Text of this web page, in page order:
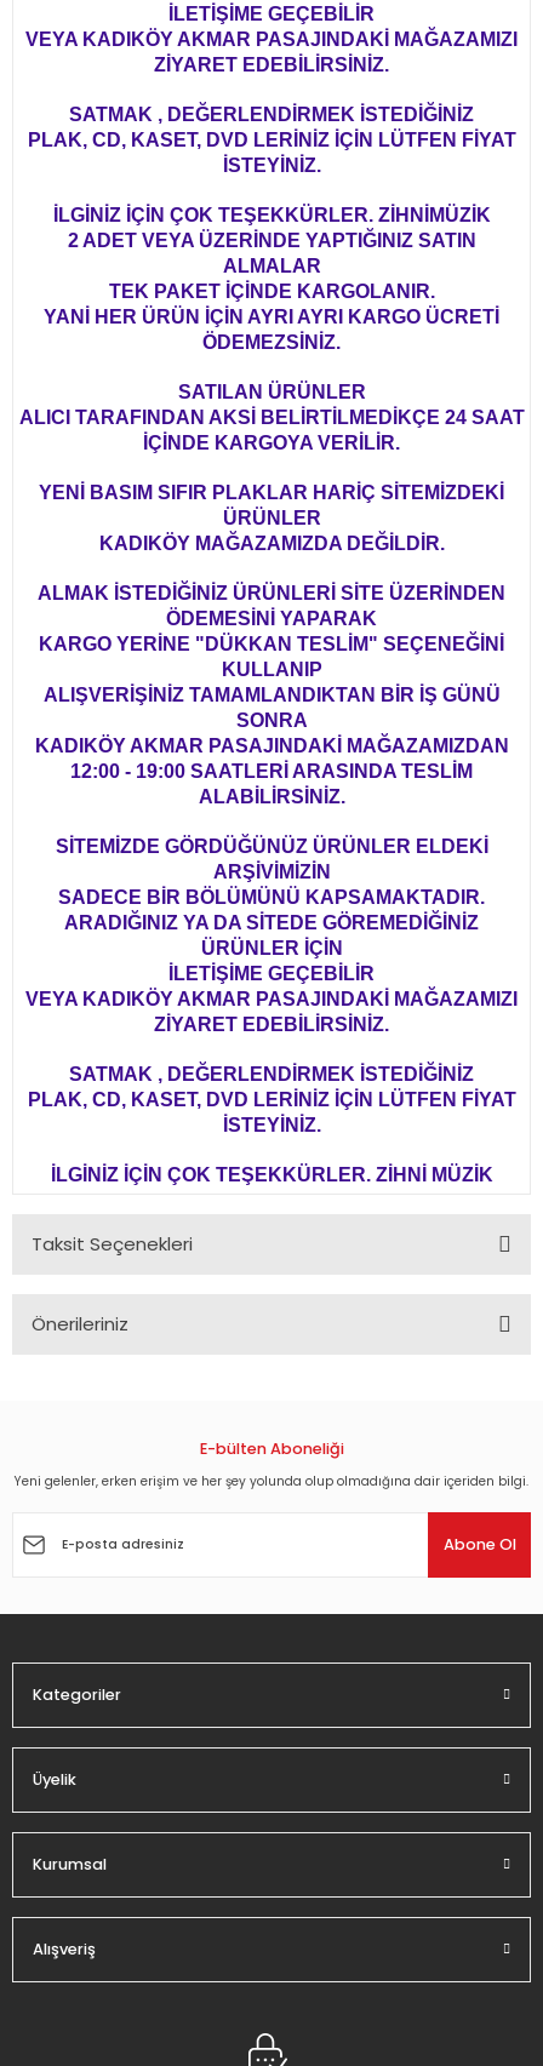
İLETİŞİME GEÇEBİLİR
VEYA KADIKÖY AKMAR PASAJINDAKİ MAĞAZAMIZI
ZİYARET EDEBİLİRSİNİZ.
SATMAK , DEĞERLENDİRMEK İSTEDİĞİNİZ
PLAK, CD, KASET, DVD LERİNİZ İÇİN LÜTFEN FİYAT
İSTEYİNİZ.
İLGİNİZ İÇİN ÇOK TEŞEKKÜRLER. ZİHNİMÜZİK
2 ADET VEYA ÜZERİNDE YAPTIĞINIZ SATIN
ALMALAR
TEK PAKET İÇİNDE KARGOLANIR.
YANİ HER ÜRÜN İÇİN AYRI AYRI KARGO ÜCRETİ
ÖDEMEZSİNİZ.
SATILAN ÜRÜNLER
ALICI TARAFINDAN AKSİ BELİRTİLMEDİKÇE 24 SAAT
İÇİNDE KARGOYA VERİLİR.
YENİ BASIM SIFIR PLAKLAR HARİÇ SİTEMİZDEKİ
ÜRÜNLER
KADIKÖY MAĞAZAMIZDA DEĞİLDİR.
ALMAK İSTEDİĞİNİZ ÜRÜNLERİ SİTE ÜZERİNDEN
ÖDEMESİNİ YAPARAK
KARGO YERİNE "DÜKKAN TESLİM" SEÇENEĞİNİ
KULLANIP
ALIŞVERİŞİNİZ TAMAMLANDIKTAN BİR İŞ GÜNÜ
SONRA
KADIKÖY AKMAR PASAJINDAKİ MAĞAZAMIZDAN
12:00 - 19:00 SAATLERİ ARASINDA TESLİM
ALABİLİRSİNİZ.
SİTEMİZDE GÖRDÜĞÜNÜZ ÜRÜNLER ELDEKİ
ARŞİVİMİZİN
SADECE BİR BÖLÜMÜNÜ KAPSAMAKTADIR.
ARADIĞINIZ YA DA SİTEDE GÖREMEDİĞİNİZ
ÜRÜNLER İÇİN
İLETİŞİME GEÇEBİLİR
VEYA KADIKÖY AKMAR PASAJINDAKİ MAĞAZAMIZI
ZİYARET EDEBİLİRSİNİZ.
SATMAK , DEĞERLENDİRMEK İSTEDİĞİNİZ
PLAK, CD, KASET, DVD LERİNİZ İÇİN LÜTFEN FİYAT
İSTEYİNİZ.
İLGİNİZ İÇİN ÇOK TEŞEKKÜRLER. ZİHNİ MÜZİK
Taksit Seçenekleri
Önerileriniz
Görüş ve önerileriniz için teşekkür ederiz.
Ürün açıklamasında eksik bilgiler bulunuyor.
E-bülten Aboneliği
Yeni gelenler, erken erişim ve her şey yolunda olup olmadığına dair içeriden bilgi.
Abone Ol
Kategoriler
Üyelik
Kurumsal
Alışveriş